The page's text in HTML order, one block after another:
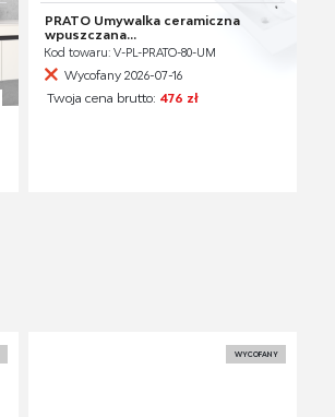
PRATO Umywalka ceramiczna
wpuszczana...
Kod towaru: V-PL-PRATO-80-UM
Wycofany 2026-07-16
Twoja cena brutto: 476 zł
WYCOFANY